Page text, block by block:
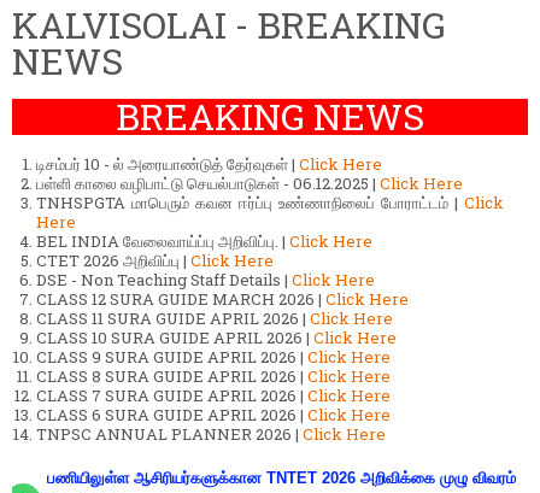
KALVISOLAI - BREAKING
NEWS
BREAKING NEWS
டிசம்பர் 10 - ல் அரையாண்டுத் தேர்வுகள் | Click Here
பள்ளி காலை வழிபாட்டு செயல்பாடுகள் - 06.12.2025 | Click Here
TNHSPGTA மாபெரும் கவன ஈர்ப்பு உண்ணாநிலைப் போராட்டம் | Click
Here
BEL INDIA வேலைவாய்ப்பு அறிவிப்பு. | Click Here
CTET 2026 அறிவிப்பு | Click Here
DSE - Non Teaching Staff Details | Click Here
CLASS 12 SURA GUIDE MARCH 2026 | Click Here
CLASS 11 SURA GUIDE APRIL 2026 | Click Here
CLASS 10 SURA GUIDE APRIL 2026 | Click Here
CLASS 9 SURA GUIDE APRIL 2026 | Click Here
CLASS 8 SURA GUIDE APRIL 2026 | Click Here
CLASS 7 SURA GUIDE APRIL 2026 | Click Here
CLASS 6 SURA GUIDE APRIL 2026 | Click Here
TNPSC ANNUAL PLANNER 2026 | Click Here
பணியிலுள்ள ஆசிரியர்களுக்கான TNTET 2026 அறிவிக்கை முழு விவரம்